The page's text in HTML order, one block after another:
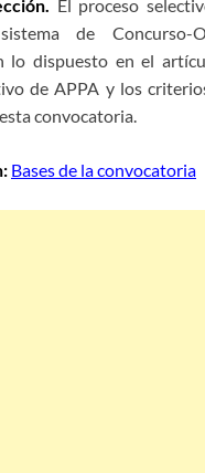
El proceso
de Concurso-
lo dispuesto en el
de APPA y los
convocatoria.
Bases de la convocatoria